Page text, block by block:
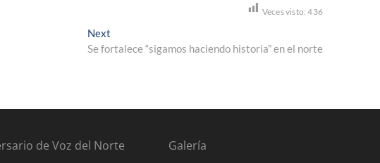
Veces visto: 436
Next
post:
Se fortalece “sigamos haciendo historia” en el norte
de Voz del Norte Galería